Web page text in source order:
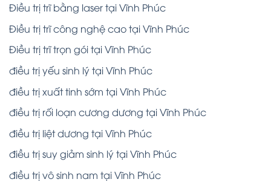
Điều trị trĩ bằng laser tại Vĩnh Phúc
Điều trị trĩ công nghệ cao tại Vĩnh Phúc
Điều trị trĩ trọn gói tại Vĩnh Phúc
điều trị yếu sinh lý tại Vĩnh Phúc
điều trị xuất tinh sớm tại Vĩnh Phúc
điều trị rối loạn cương dương tại Vĩnh Phúc
điều trị liệt dương tại Vĩnh Phúc
điều trị suy giảm sinh lý tại Vĩnh Phúc
điều trị vô sinh nam tại Vĩnh Phúc